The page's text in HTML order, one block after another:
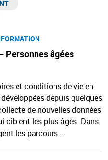
Personnes âgées
et conditions de vie en
depuis quelques
de nouvelles données
ciblent les plus âgés. Dans
les parcours…